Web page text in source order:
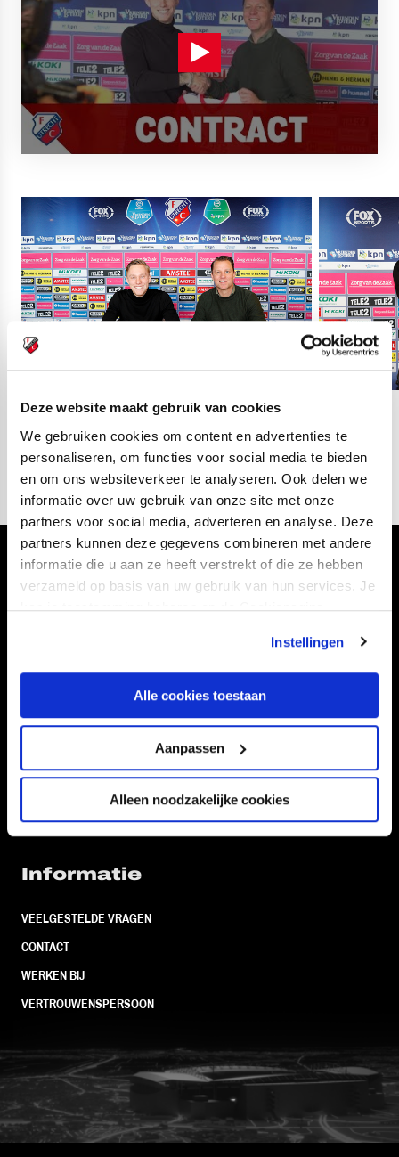
Deze website maakt gebruik van cookies
We gebruiken cookies om content en advertenties te
personaliseren, om functies voor social media te bieden
en om ons websiteverkeer te analyseren. Ook delen we
informatie over uw gebruik van onze site met onze
partners voor social media, adverteren en analyse. Deze
partners kunnen deze gegevens combineren met andere
informatie die u aan ze heeft verstrekt of die ze hebben
verzameld op basis van uw gebruik van hun services. Je
kan je toestemming beheren op de Cookiepagina.
Instellingen
Alle cookies toestaan
Aanpassen
Alleen noodzakelijke cookies
Volg ons ook via
STADION
BUSINESS
Informatie
VEELGESTELDE VRAGEN
CONTACT
WERKEN BIJ
VERTROUWENSPERSOON
FC Utrecht<br>vanuit<br>het